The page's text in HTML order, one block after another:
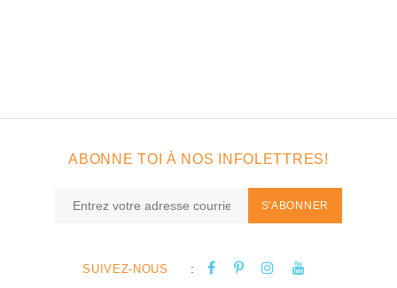
ABONNE TOI À NOS INFOLETTRES!
S'ABONNER
SUIVEZ-NOUS :